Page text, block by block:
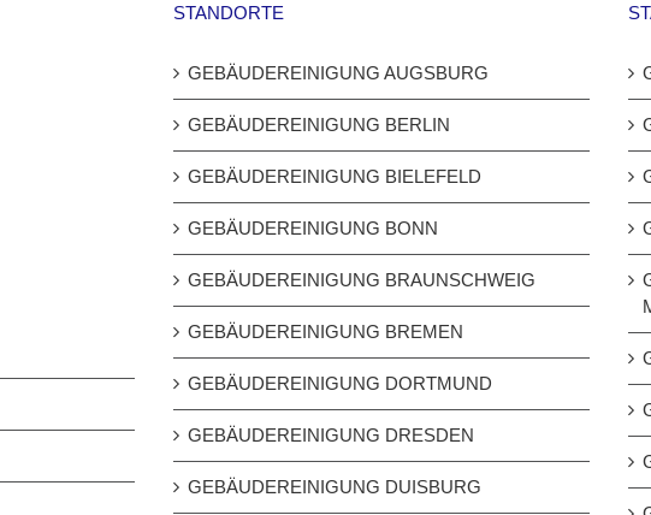
STANDORTE
GEBÄUDEREINIGUNG AUGSBURG
GEBÄUDEREINIGUNG BERLIN
GEBÄUDEREINIGUNG BIELEFELD
GEBÄUDEREINIGUNG BONN
GEBÄUDEREINIGUNG BRAUNSCHWEIG
GEBÄUDEREINIGUNG BREMEN
GEBÄUDEREINIGUNG DORTMUND
GEBÄUDEREINIGUNG DRESDEN
GEBÄUDEREINIGUNG DUISBURG